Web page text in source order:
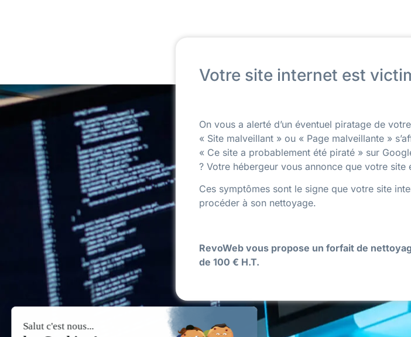
Votre site internet est
On vous a alerté d’un éventuel piratage de
« Site malveillant » ou « Page malveillante »
« Ce site a probablement été piraté » sur
? Votre hébergeur vous annonce que votre site
Ces symptômes sont le signe que votre site
procéder à son nettoyage.
RevoWeb vous propose un forfait de
de 100 € H.T.